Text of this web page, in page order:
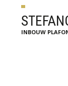
INBOUW